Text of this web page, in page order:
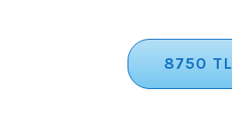
8750 TL